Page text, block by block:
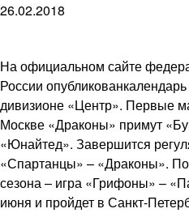
26.02.2018
На официальном сайте
России
дивизионе «Центр». Первые
Москве «Драконы» примут
«Юнайтед». Завершится
«Спартанцы» – «Драконы».
сезона – игра «Грифоны» –
июня и пройдет в Санкт-